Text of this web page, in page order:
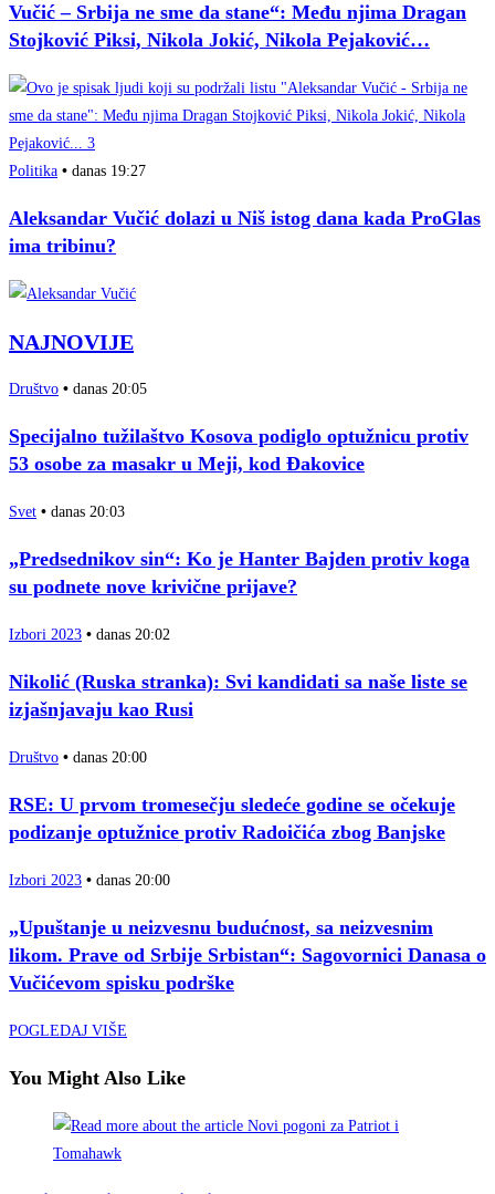
Vučić – Srbija ne sme da stane“: Među njima Dragan
Stojković Piksi, Nikola Jokić, Nikola Pejaković…
Politika • danas 19:27
Aleksandar Vučić dolazi u Niš istog dana kada ProGlas
ima tribinu?
NAJNOVIJE
Društvo • danas 20:05
Specijalno tužilaštvo Kosova podiglo optužnicu protiv
53 osobe za masakr u Meji, kod Đakovice
Svet • danas 20:03
„Predsednikov sin“: Ko je Hanter Bajden protiv koga
su podnete nove krivične prijave?
Izbori 2023 • danas 20:02
Nikolić (Ruska stranka): Svi kandidati sa naše liste se
izjašnjavaju kao Rusi
Društvo • danas 20:00
RSE: U prvom tromesečju sledeće godine se očekuje
podizanje optužnice protiv Radoičića zbog Banjske
Izbori 2023 • danas 20:00
„Upuštanje u neizvesnu budućnost, sa neizvesnim
likom. Prave od Srbije Srbistan“: Sagovornici Danasa o
Vučićevom spisku podrške
POGLEDAJ VIŠE
You Might Also Like